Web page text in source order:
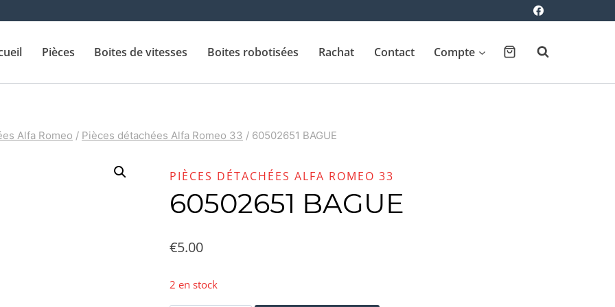
Pièces Boites de vitesses Boites robotisées Rachat Contact Compte
Alfa Romeo / Pièces détachées Alfa Romeo 33 / 60502651 BAGUE
PIÈCES DÉTACHÉES ALFA ROMEO 33
60502651 BAGUE
€5.00
2 en stock